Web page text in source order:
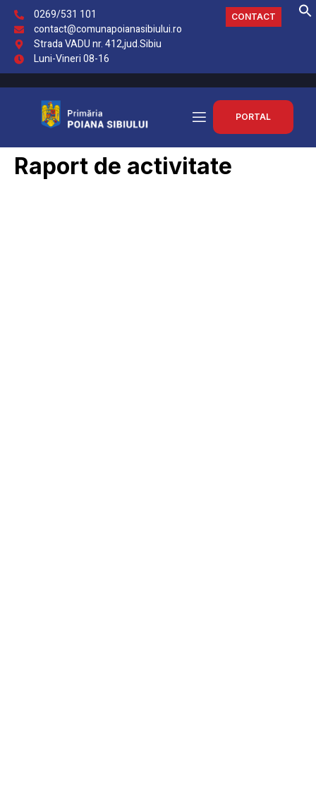
0269/531 101
contact@comunapoianasibiului.ro
Strada VADU nr. 412,jud.Sibiu
Luni-Vineri 08-16
CONTACT
PORTAL
Raport de activitate